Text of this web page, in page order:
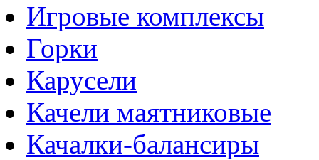
Игровые комплексы
Горки
Карусели
Качели маятниковые
Качалки-балансиры